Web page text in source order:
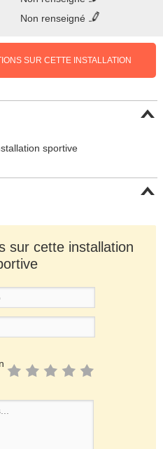
Non renseigné
SUR CETTE INSTALLATION
sportive
sur cette installation